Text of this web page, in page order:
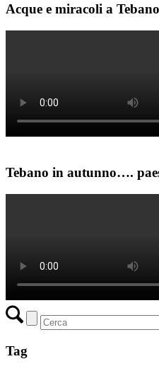
Acque e miracoli a
Tebano in autunno….
Tag